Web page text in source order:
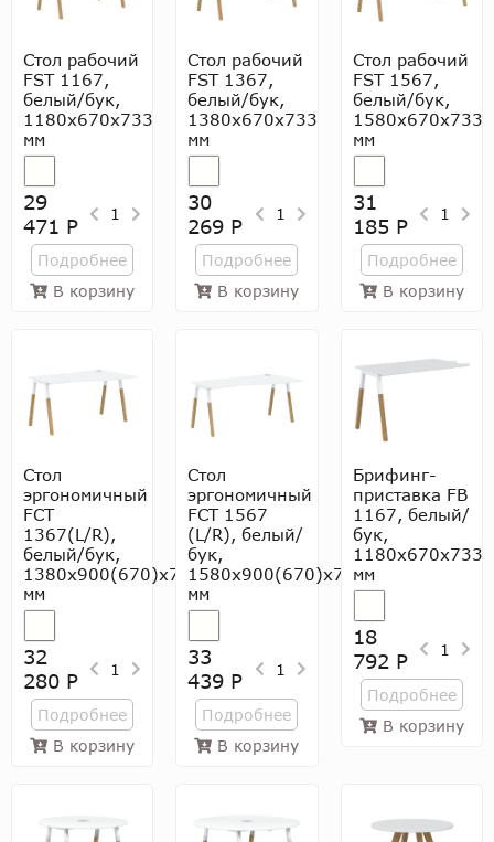
Стол рабочий
FST 1167,
белый/бук,
1180х670х733
мм
29
471 Р
1
Подробнее
В корзину
Стол рабочий
FST 1367,
белый/бук,
1380х670х733
мм
30
269 Р
1
Подробнее
В корзину
Стол рабочий
FST 1567,
белый/бук,
1580х670х733
мм
31
185 Р
1
Подробнее
В корзину
Стол
эргономичный
FCT
1367(L/R),
белый/бук,
1380х900(670)х733
мм
32
280 Р
1
Подробнее
В корзину
Стол
эргономичный
FCT 1567
(L/R), белый/
бук,
1580х900(670)х733
мм
33
439 Р
1
Подробнее
В корзину
Брифинг-
приставка FB
1167, белый/
бук,
1180х670х733
мм
18
792 Р
1
Подробнее
В корзину